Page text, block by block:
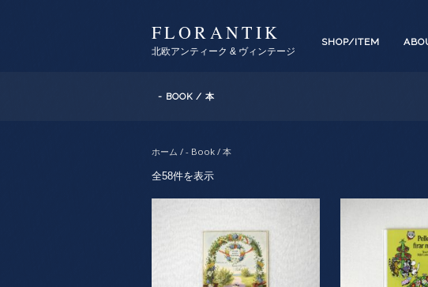
FLORANTIK
北欧アンティーク & ヴィンテージ
SHOP/ITEM
- BOOK / 本
ホーム / - Book / 本
全58件を表示